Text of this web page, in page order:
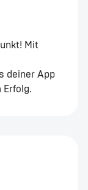
Mit
deiner App
Erfolg.